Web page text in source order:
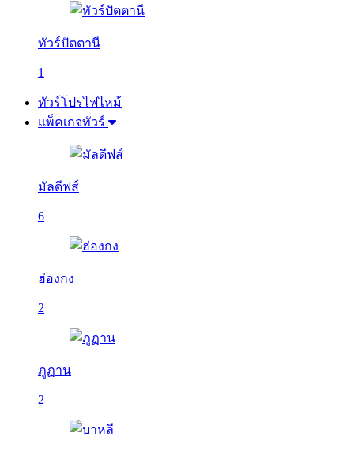
ทัวร์ปัตตานี
1
ทัวร์โปรไฟไหม้
แพ็คเกจทัวร์
มัลดีฟส์
6
ฮ่องกง
2
ภูฏาน
2